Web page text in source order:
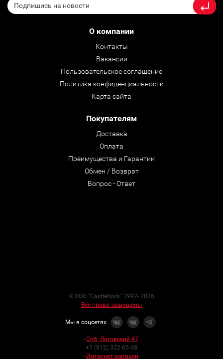
О компании
Контакты
Вакансии
Пользовательское соглашение
Политика конфиденциальности
Карта сайта
Покупателям
Доставка
Оплата
Преимущества и Гарантии
Обмен / Возврат
Вопрос - Ответ
© ООО "CastleRock" 1992- 2026
Все права защищены
Мы в соцсетях
- Спб. Лиговский 47:
+7 (812) 322-65-68
- Интернет-магазин: